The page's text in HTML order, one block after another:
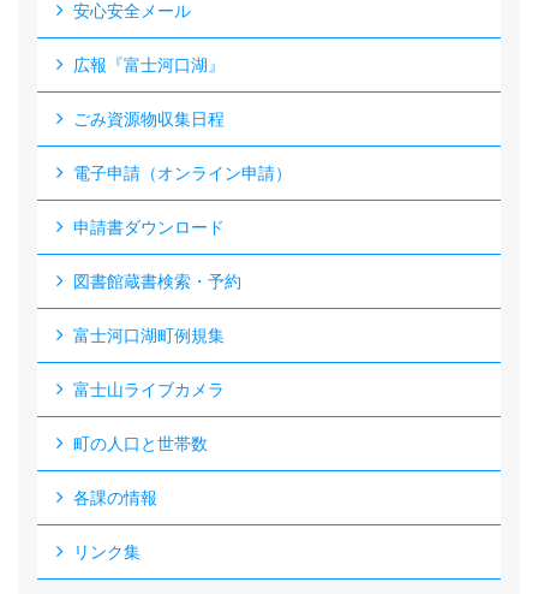
安心安全メール
広報『富士河口湖』
ごみ資源物収集日程
電子申請（オンライン申請）
申請書ダウンロード
図書館蔵書検索・予約
富士河口湖町例規集
富士山ライブカメラ
町の人口と世帯数
各課の情報
リンク集